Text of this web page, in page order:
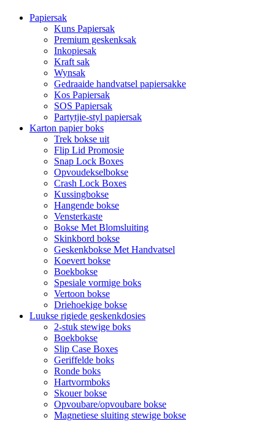
Papiersak
Kuns Papiersak
Premium geskenksak
Inkopiesak
Kraft sak
Wynsak
Gedraaide handvatsel papiersakke
Kos Papiersak
SOS Papiersak
Partytjie-styl papiersak
Karton papier boks
Trek bokse uit
Flip Lid Promosie
Snap Lock Boxes
Opvoudekselbokse
Crash Lock Boxes
Kussingbokse
Hangende bokse
Vensterkaste
Bokse Met Blomsluiting
Skinkbord bokse
Geskenkbokse Met Handvatsel
Koevert bokse
Boekbokse
Spesiale vormige boks
Vertoon bokse
Driehoekige bokse
Luukse rigiede geskenkdosies
2-stuk stewige boks
Boekbokse
Slip Case Boxes
Geriffelde boks
Ronde boks
Hartvormboks
Skouer bokse
Opvoubare/opvoubare bokse
Magnetiese sluiting stewige bokse